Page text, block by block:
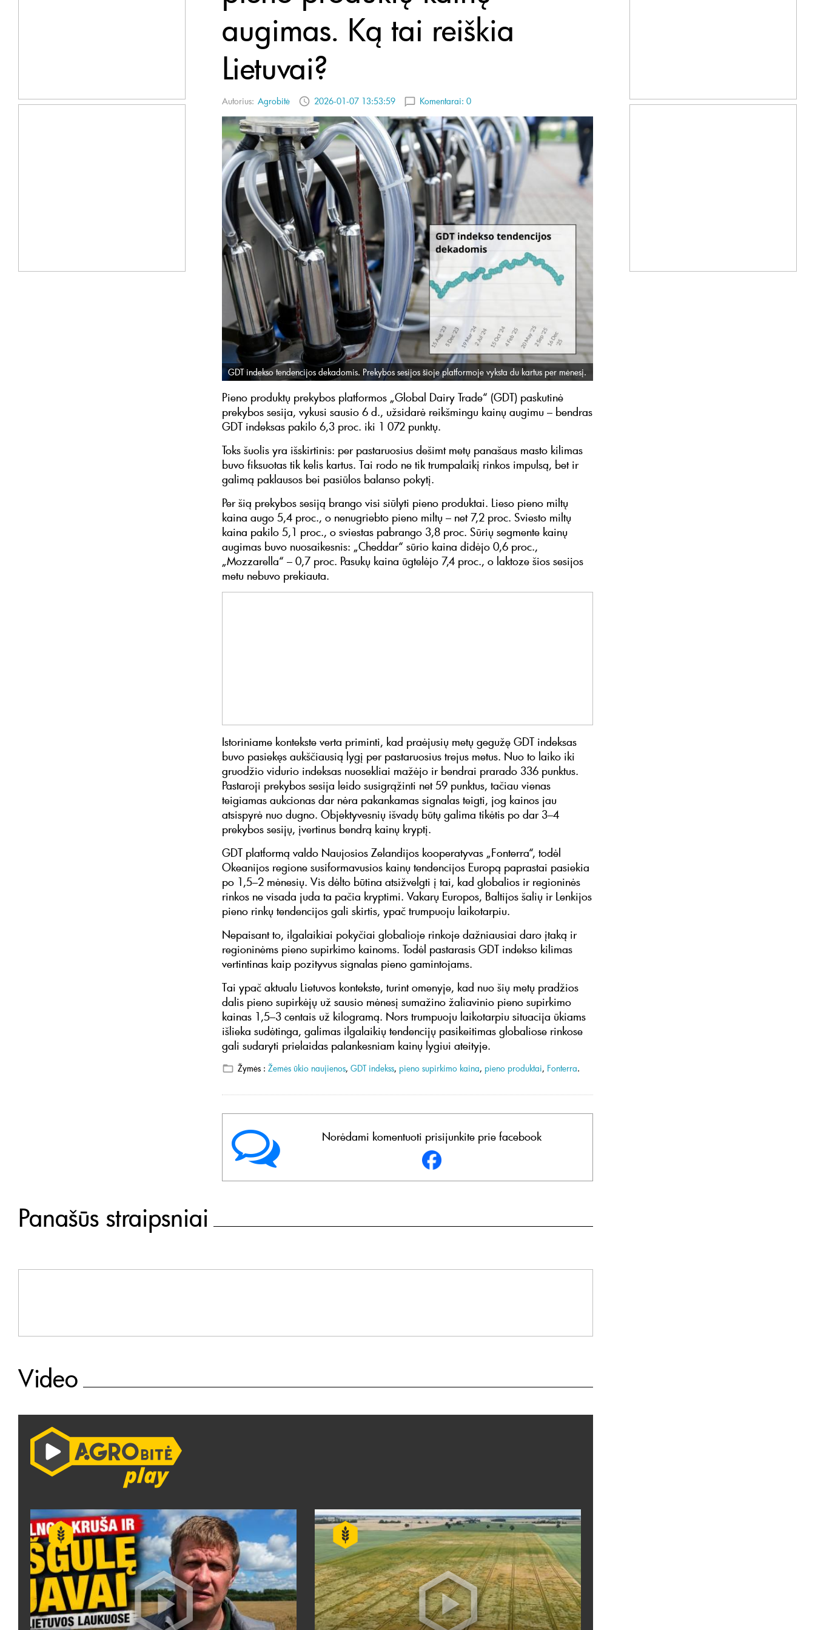
augimas. Ką tai reiškia
Lietuvai?
Autorius: Agrobitė 2026-01-07 13:53:59 Komentarai: 0
GDT indekso tendencijos dekadomis. Prekybos sesijos šioje platformoje vyksta du kartus per mėnesį.
Pieno produktų prekybos platformos „Global Dairy Trade“ (GDT) paskutinė
prekybos sesija, vykusi sausio 6 d., užsidarė reikšmingu kainų augimu – bendras
GDT indeksas pakilo 6,3 proc. iki 1 072 punktų.
Toks šuolis yra išskirtinis: per pastaruosius dešimt metų panašaus masto kilimas
buvo fiksuotas tik kelis kartus. Tai rodo ne tik trumpalaikį rinkos impulsą, bet ir
galimą paklausos bei pasiūlos balanso pokytį.
Per šią prekybos sesiją brango visi siūlyti pieno produktai. Lieso pieno miltų
kaina augo 5,4 proc., o nenugriebto pieno miltų – net 7,2 proc. Sviesto miltų
kaina pakilo 5,1 proc., o sviestas pabrango 3,8 proc. Sūrių segmente kainų
augimas buvo nuosaikesnis: „Cheddar“ sūrio kaina didėjo 0,6 proc.,
„Mozzarella“ – 0,7 proc. Pasukų kaina ūgtelėjo 7,4 proc., o laktoze šios sesijos
metu nebuvo prekiauta.
Istoriniame kontekste verta priminti, kad praėjusių metų gegužę GDT indeksas
buvo pasiekęs aukščiausią lygį per pastaruosius trejus metus. Nuo to laiko iki
gruodžio vidurio indeksas nuosekliai mažėjo ir bendrai prarado 336 punktus.
Pastaroji prekybos sesija leido susigrąžinti net 59 punktus, tačiau vienas
teigiamas aukcionas dar nėra pakankamas signalas teigti, jog kainos jau
atsispyrė nuo dugno. Objektyvesnių išvadų būtų galima tikėtis po dar 3–4
prekybos sesijų, įvertinus bendrą kainų kryptį.
GDT platformą valdo Naujosios Zelandijos kooperatyvas „Fonterra“, todėl
Okeanijos regione susiformavusios kainų tendencijos Europą paprastai pasiekia
po 1,5–2 mėnesių. Vis dėlto būtina atsižvelgti į tai, kad globalios ir regioninės
rinkos ne visada juda ta pačia kryptimi. Vakarų Europos, Baltijos šalių ir Lenkijos
pieno rinkų tendencijos gali skirtis, ypač trumpuoju laikotarpiu.
Nepaisant to, ilgalaikiai pokyčiai globalioje rinkoje dažniausiai daro įtaką ir
regioninėms pieno supirkimo kainoms. Todėl pastarasis GDT indekso kilimas
vertintinas kaip pozityvus signalas pieno gamintojams.
Tai ypač aktualu Lietuvos kontekste, turint omenyje, kad nuo šių metų pradžios
dalis pieno supirkėjų už sausio mėnesį sumažino žaliavinio pieno supirkimo
kainas 1,5–3 centais už kilogramą. Nors trumpuoju laikotarpiu situacija ūkiams
išlieka sudėtinga, galimas ilgalaikių tendencijų pasikeitimas globaliose rinkose
gali sudaryti prielaidas palankesniam kainų lygiui ateityje.
Žymės : Žemės ūkio naujienos, GDT indekss, pieno supirkimo kaina, pieno produktai, Fonterra.
Norėdami komentuoti prisijunkite prie facebook
Panašūs straipsniai
Video